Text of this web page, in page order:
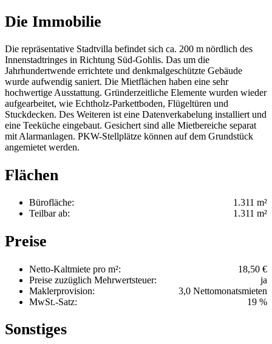
Die Immobilie
Die repräsentative Stadtvilla befindet sich ca. 200 m nördlich des
Innenstadtringes in Richtung Süd-Gohlis. Das um die
Jahrhundertwende errichtete und denkmalgeschützte Gebäude
wurde aufwendig saniert. Die Mietflächen haben eine sehr
hochwertige Ausstattung. Gründerzeitliche Elemente wurden wieder
aufgearbeitet, wie Echtholz-Parkettboden, Flügeltüren und
Stuckdecken. Des Weiteren ist eine Datenverkabelung installiert und
eine Teeküche eingebaut. Gesichert sind alle Mietbereiche separat
mit Alarmanlagen. PKW-Stellplätze können auf dem Grundstück
angemietet werden.
Flächen
Bürofläche:
1.311 m²
Teilbar ab:
1.311 m²
Preise
Netto-Kaltmiete pro m²:
18,50 €
Preise zuzüglich Mehrwertsteuer:
ja
Maklerprovision:
3,0 Nettomonatsmieten
MwSt.-Satz:
19 %
Sonstiges